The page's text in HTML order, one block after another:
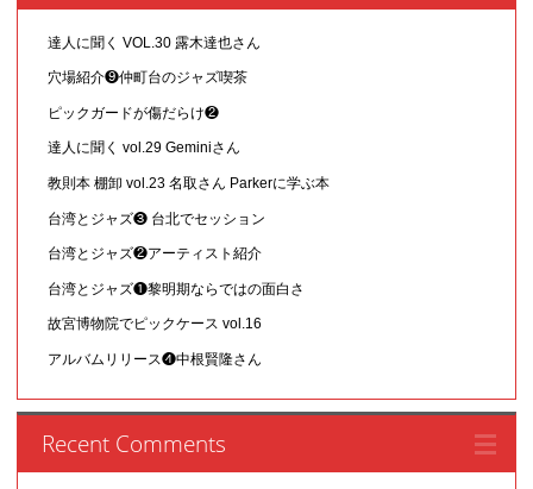
達人に聞く VOL.30 露木達也さん
穴場紹介❾仲町台のジャズ喫茶
ピックガードが傷だらけ❷
達人に聞く vol.29 Geminiさん
教則本 棚卸 vol.23 名取さん Parkerに学ぶ本
台湾とジャズ❸ 台北でセッション
台湾とジャズ❷アーティスト紹介
台湾とジャズ❶黎明期ならではの面白さ
故宮博物院でピックケース vol.16
アルバムリリース❹中根賢隆さん
Recent Comments